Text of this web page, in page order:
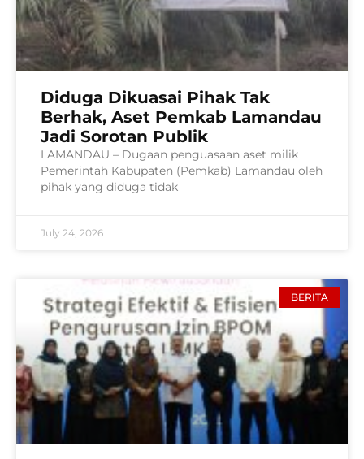
Diduga Dikuasai Pihak Tak
Berhak, Aset Pemkab Lamandau
Jadi Sorotan Publik
LAMANDAU – Dugaan penguasaan aset milik
Pemerintah Kabupaten (Pemkab) Lamandau oleh
pihak yang diduga tidak
July 24, 2026
BERITA